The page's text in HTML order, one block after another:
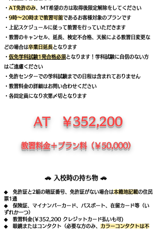
・ AT免許のみ、MT希望の方は取得後限定解除をしてください
・ 9時～20時まで教習可能であるお客様対象のプランです
・上記スケジュールに従って教習を行っていただきます
・教習のキャンセル、延長、検定不合格、天候による教習日変更な
どの場合は卒業日 延長となります
・ 仮免学科試験1発合格必須となります！学科試験に自信のない方
はご遠慮ください
​・免許センターでの学科試験までの日程は含まれておりません
​ ​・教習料金の詳細はお問い合わせください
​・各回定員になり次第〆切となります
AT ￥352,200
教習料金＋プラン料（￥50,000）
🚗 入校時の持ち物 🚗
◆ 免許証と2組の暗証番号、免許証がない場合は本籍地記載の住民
票1通
◆ 保険証、マイナンバーカード、パスポート、在留カード等（い
ずれか一つ）
◆ 教習料金(￥352,200 クレジットカード払いも可)
◆ 眼鏡またはコンタクト（必要な方のみ、 カラーコンタクトは不